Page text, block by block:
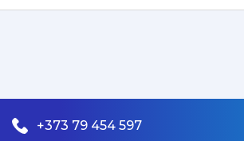
+373 79 454 597